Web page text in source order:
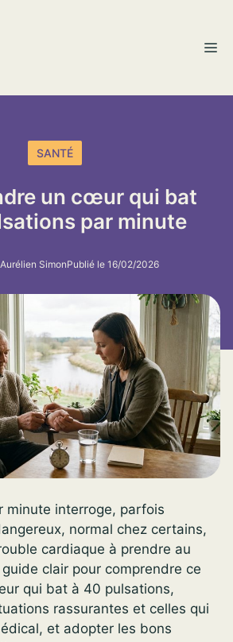
SANTÉ
un cœur qui bat
par minute
SimonPublié le 16/02/2026
minute interroge, parfois
normal chez certains,
cardiaque à prendre au
clair pour comprendre ce
qui bat à 40 pulsations,
rassurantes et celles qui
et adopter les bons